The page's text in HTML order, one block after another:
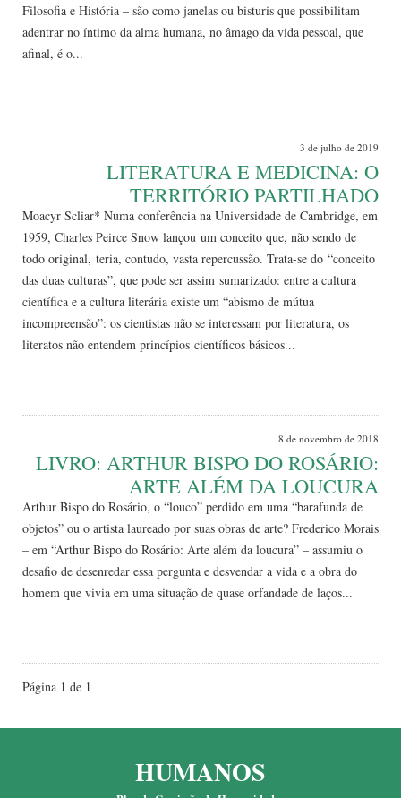
Filosofia e História – são como janelas ou bisturis que possibilitam
adentrar no íntimo da alma humana, no âmago da vida pessoal, que
afinal, é o...
3 de julho de 2019
LITERATURA E MEDICINA: O
TERRITÓRIO PARTILHADO
Moacyr Scliar* Numa conferência na Universidade de Cambridge, em
1959, Charles Peirce Snow lançou um conceito que, não sendo de
todo original, teria, contudo, vasta repercussão. Trata-se do “conceito
das duas culturas”, que pode ser assim sumarizado: entre a cultura
científica e a cultura literária existe um “abismo de mútua
incompreensão”: os cientistas não se interessam por literatura, os
literatos não entendem princípios científicos básicos...
8 de novembro de 2018
LIVRO: ARTHUR BISPO DO ROSÁRIO:
ARTE ALÉM DA LOUCURA
Arthur Bispo do Rosário, o “louco” perdido em uma “barafunda de
objetos” ou o artista laureado por suas obras de arte? Frederico Morais
– em “Arthur Bispo do Rosário: Arte além da loucura” – assumiu o
desafio de desenredar essa pergunta e desvendar a vida e a obra do
homem que vivia em uma situação de quase orfandade de laços...
Página 1 de 1
HUMANOS